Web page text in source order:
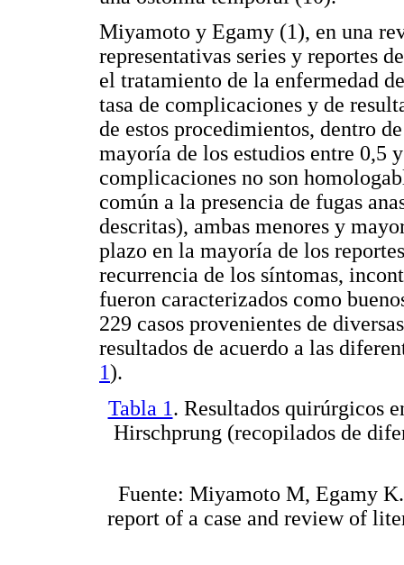
Miyamoto y Egamy (1), en una
representativas series y reportes
el tratamiento de la enfermedad
tasa de complicaciones y de
de estos procedimientos, dentro
mayoría de los estudios entre 0,5
complicaciones no son
común a la presencia de fugas
descritas), ambas menores y
plazo en la mayoría de los
recurrencia de los síntomas,
fueron caracterizados como
229 casos provenientes de
resultados de acuerdo a las
1).
Tabla 1. Resultados quirúrgicos
Hirschprung (recopilados de
Fuente: Miyamoto M, Egamy
report of a case and review of